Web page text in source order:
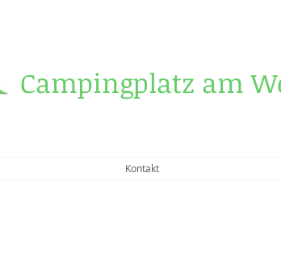
Campingplatz am
Kontakt